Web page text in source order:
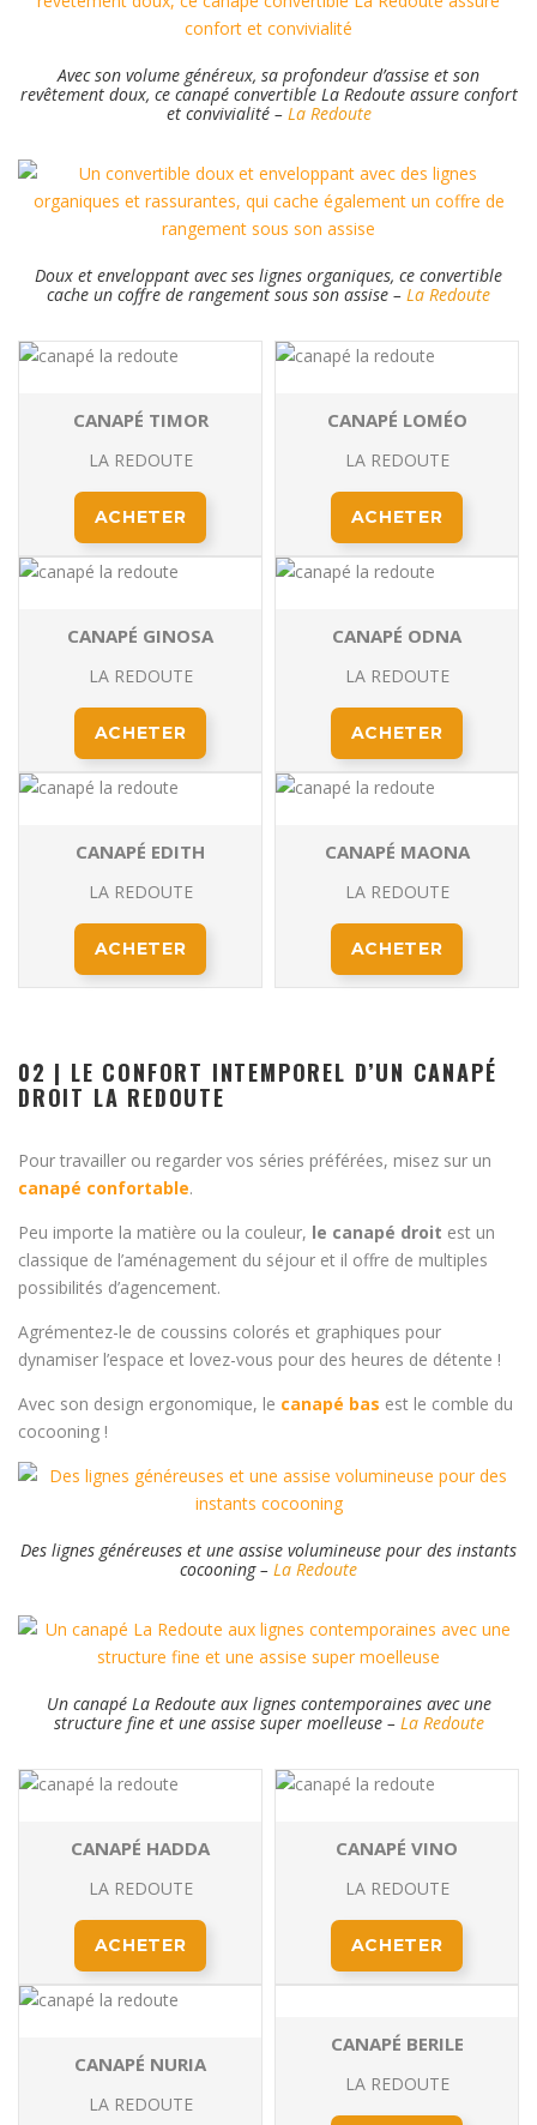
Avec son volume généreux, sa profondeur d’assise et son
revêtement doux, ce canapé convertible La Redoute assure confort
et convivialité – La Redoute
Doux et enveloppant avec ses lignes organiques, ce convertible
cache un coffre de rangement sous son assise – La Redoute
CANAPÉ TIMOR
LA REDOUTE
ACHETER
CANAPÉ LOMÉO
LA REDOUTE
ACHETER
CANAPÉ GINOSA
LA REDOUTE
ACHETER
CANAPÉ ODNA
LA REDOUTE
ACHETER
CANAPÉ EDITH
LA REDOUTE
ACHETER
CANAPÉ MAONA
LA REDOUTE
ACHETER
02 | LE CONFORT INTEMPOREL D’UN CANAPÉ
DROIT LA REDOUTE
Pour travailler ou regarder vos séries préférées, misez sur un
canapé confortable.
Peu importe la matière ou la couleur, le canapé droit est un
classique de l’aménagement du séjour et il offre de multiples
possibilités d’agencement.
Agrémentez-le de coussins colorés et graphiques pour
dynamiser l’espace et lovez-vous pour des heures de détente !
Avec son design ergonomique, le canapé bas est le comble du
cocooning !
Des lignes généreuses et une assise volumineuse pour des instants
cocooning – La Redoute
Un canapé La Redoute aux lignes contemporaines avec une
structure fine et une assise super moelleuse – La Redoute
CANAPÉ HADDA
LA REDOUTE
ACHETER
CANAPÉ VINO
LA REDOUTE
ACHETER
CANAPÉ NURIA
LA REDOUTE
CANAPÉ BERILE
LA REDOUTE